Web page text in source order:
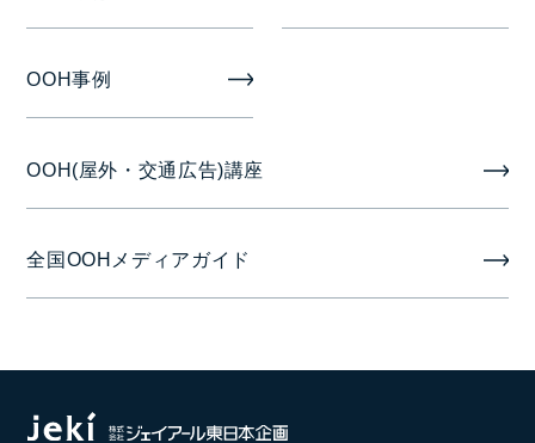
1週間
掲出開始日
月曜日
OOH事例
OOH(屋外・交通広告)講座
全国OOHメディアガイド